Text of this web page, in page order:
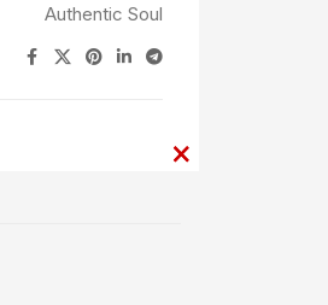
×
×
Authentic Soul